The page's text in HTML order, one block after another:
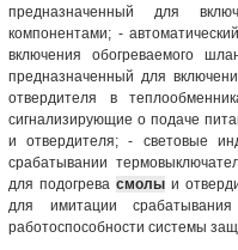
предназначенный для
компонентами; -
включения обогреваемого
предназначенный для
отвердителя в
сигнализирующие о подаче
и отвердителя; - световые
срабатывании
для подогрева смолы и
для имитации
работоспособности системы